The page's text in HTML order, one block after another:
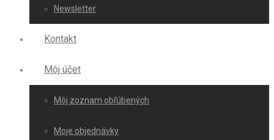
Newsletter
Kontakt
Môj účet
Môj zoznam obľúbených
Moje objednávky